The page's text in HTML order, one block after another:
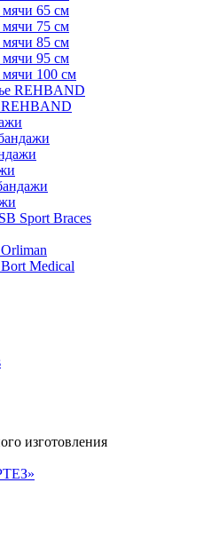
мячи 65 см
мячи 75 см
мячи 85 см
мячи 95 см
мячи 100 см
REHBAND
Sport Braces
Medical
изготовления